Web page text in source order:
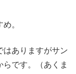
。
はありますがサン
です。（あくま